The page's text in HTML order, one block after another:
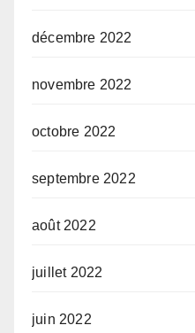
décembre 2022
novembre 2022
octobre 2022
septembre 2022
août 2022
juillet 2022
juin 2022